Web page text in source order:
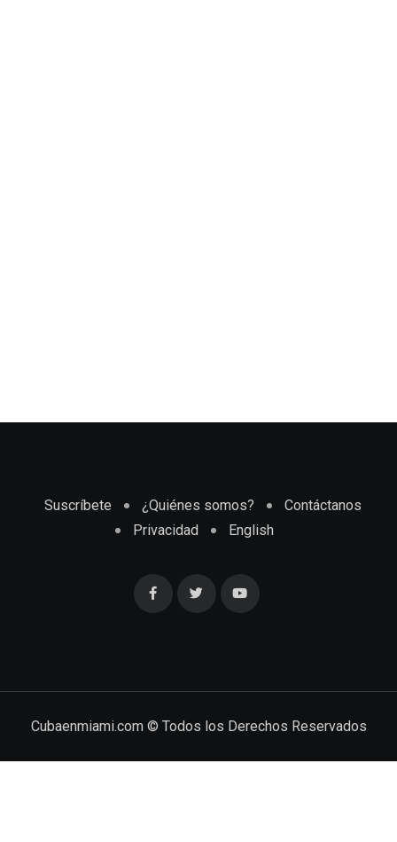
Suscríbete ¿Quiénes somos?
Contáctanos
Privacidad
English
Cubaenmiami.com © Todos los Derechos Reservados